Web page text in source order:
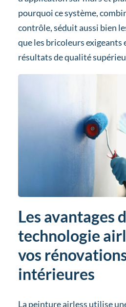
pourquoi ce système,
contrôle, séduit aussi bien
que les bricoleurs exigeants
résultats de qualité
Les avantages
technologie
vos
intérieures
La peinture airless utilise